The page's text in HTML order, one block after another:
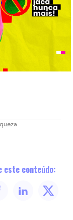
este conteúdo: